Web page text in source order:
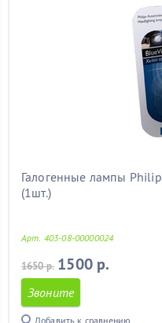
Галогенные лампы
(1шт.)
Арт. 403-08-00000024
1650 р. 1500 р.
Звоните
Добавить к сравнению